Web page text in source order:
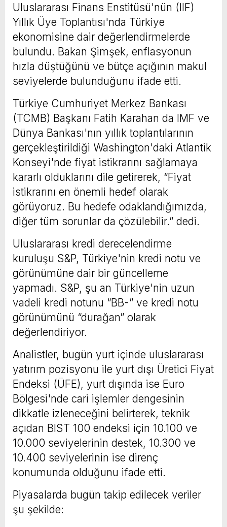
Uluslararası Finans Enstitüsü'nün (IIF)
Yıllık Üye Toplantısı'nda Türkiye
ekonomisine dair değerlendirmelerde
bulundu. Bakan Şimşek, enflasyonun
hızla düştüğünü ve bütçe açığının makul
seviyelerde bulunduğunu ifade etti.
Türkiye Cumhuriyet Merkez Bankası
(TCMB) Başkanı Fatih Karahan da IMF ve
Dünya Bankası'nın yıllık toplantılarının
gerçekleştirildiği Washington'daki Atlantik
Konseyi'nde fiyat istikrarını sağlamaya
kararlı olduklarını dile getirerek, “Fiyat
istikrarını en önemli hedef olarak
görüyoruz. Bu hedefe odaklandığımızda,
diğer tüm sorunlar da çözülebilir.” dedi.
Uluslararası kredi derecelendirme
kuruluşu S&P, Türkiye'nin kredi notu ve
görünümüne dair bir güncelleme
yapmadı. S&P, şu an Türkiye'nin uzun
vadeli kredi notunu “BB-” ve kredi notu
görünümünü “durağan” olarak
değerlendiriyor.
Analistler, bugün yurt içinde uluslararası
yatırım pozisyonu ile yurt dışı Üretici Fiyat
Endeksi (ÜFE), yurt dışında ise Euro
Bölgesi'nde cari işlemler dengesinin
dikkatle izleneceğini belirterek, teknik
açıdan BIST 100 endeksi için 10.100 ve
10.000 seviyelerinin destek, 10.300 ve
10.400 seviyelerinin ise direnç
konumunda olduğunu ifade etti.
Piyasalarda bugün takip edilecek veriler
şu şekilde: